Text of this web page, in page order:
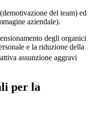
del team) ed
aziendale).
degli organici
e la riduzione della
assunzione aggravi
per la